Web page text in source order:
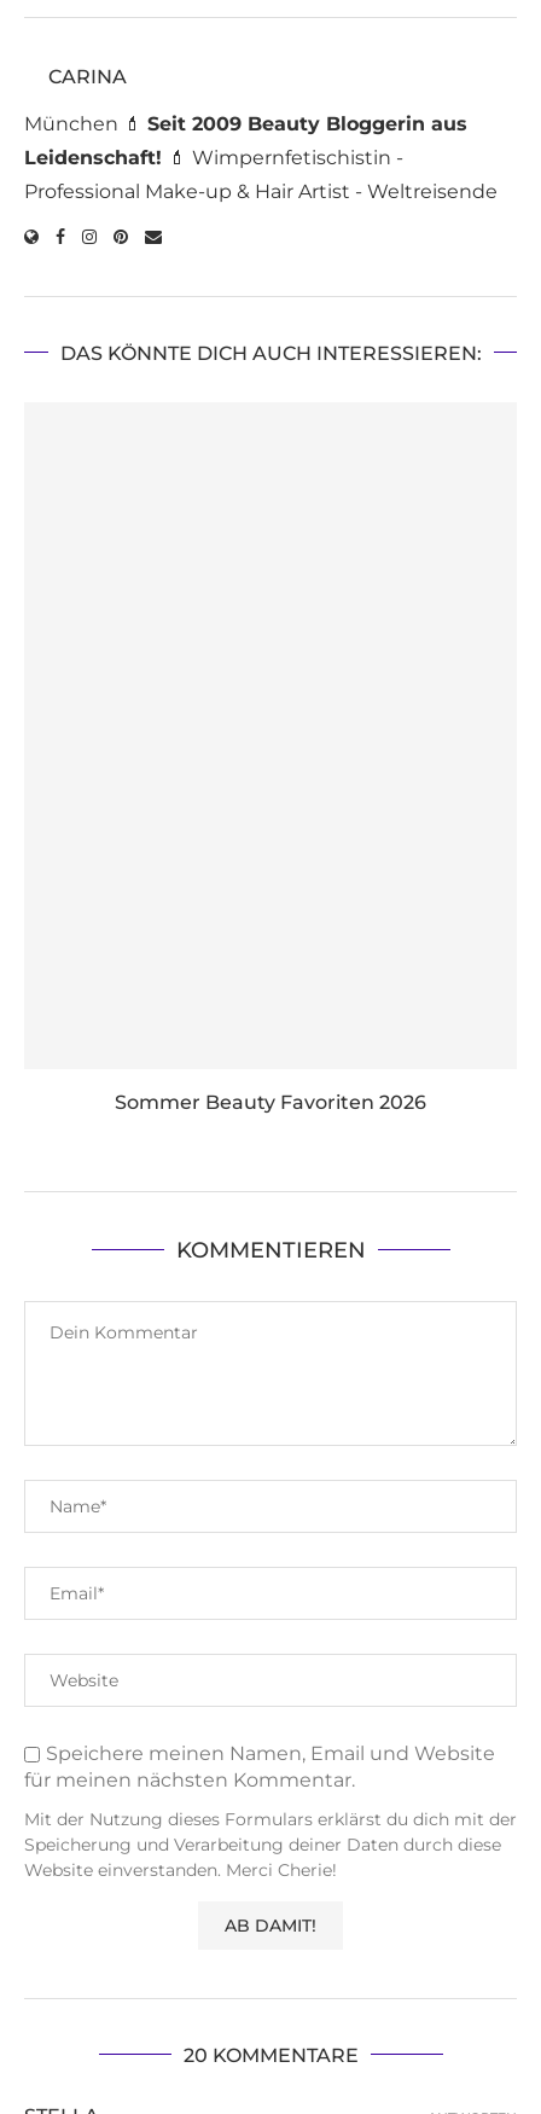
CARINA
München 💄 Seit 2009 Beauty Bloggerin aus
Leidenschaft! 💄 Wimpernfetischistin -
Professional Make-up & Hair Artist - Weltreisende
DAS KÖNNTE DICH AUCH INTERESSIEREN:
Sommer Beauty Favoriten 2026
KOMMENTIEREN
Speichere meinen Namen, Email und Website
für meinen nächsten Kommentar.
Mit der Nutzung dieses Formulars erklärst du dich mit der
Speicherung und Verarbeitung deiner Daten durch diese
Website einverstanden. Merci Cherie!
20 KOMMENTARE